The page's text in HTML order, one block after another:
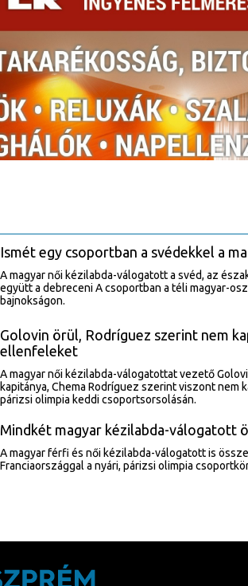
Ismét egy csoportban a svédekkel a
A magyar női kézilabda-válogatott a svéd, az
együtt a debreceni A csoportban a téli magyar-
bajnokságon.
Golovin örül, Rodríguez szerint nem
ellenfeleket
A magyar női kézilabda-válogatottat vezető
kapitánya, Chema Rodríguez szerint viszont
párizsi olimpia keddi csoportsorsolásán.
Mindkét magyar kézilabda-válogatott
A magyar férfi és női kézilabda-válogatott is
Franciaországgal a nyári, párizsi olimpia